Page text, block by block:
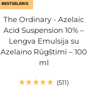
BESTSELERIS
The Ordinary - Azelaic
Acid Suspension 10% –
Lengva Emulsija su
Azelaino Rūgštimi – 100
ml
511